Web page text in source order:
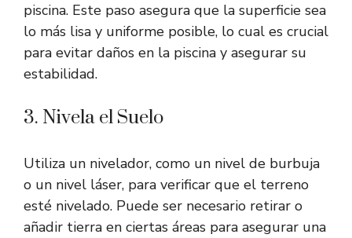
piscina. Este paso asegura que la superficie sea
lo más lisa y uniforme posible, lo cual es crucial
para evitar daños en la piscina y asegurar su
estabilidad.
3. Nivela el Suelo
Utiliza un nivelador, como un nivel de burbuja
o un nivel láser, para verificar que el terreno
esté nivelado. Puede ser necesario retirar o
añadir tierra en ciertas áreas para asegurar una